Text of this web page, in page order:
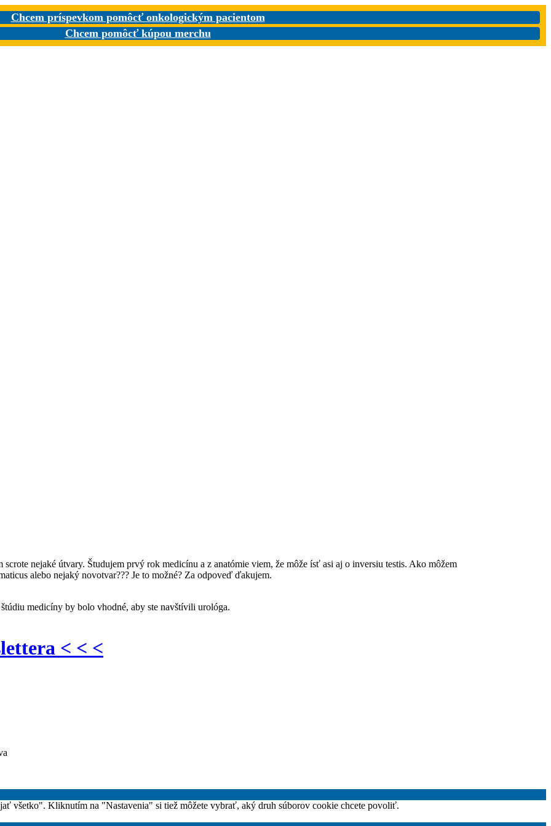
Chcem príspevkom pomôcť onkologickým pacientom
Chcem pomôcť kúpou merchu
nejaké útvary. Študujem prvý rok medicínu a z anatómie viem, že môže ísť asi aj o inversiu testis. Ako môžem
alebo nejaký novotvar??? Je to možné? Za odpoveď ďakujem.
medicíny by bolo vhodné, aby ste navštívili urológa.
< < <
všetko". Kliknutím na "Nastavenia" si tiež môžete vybrať, aký druh súborov cookie chcete povoliť.